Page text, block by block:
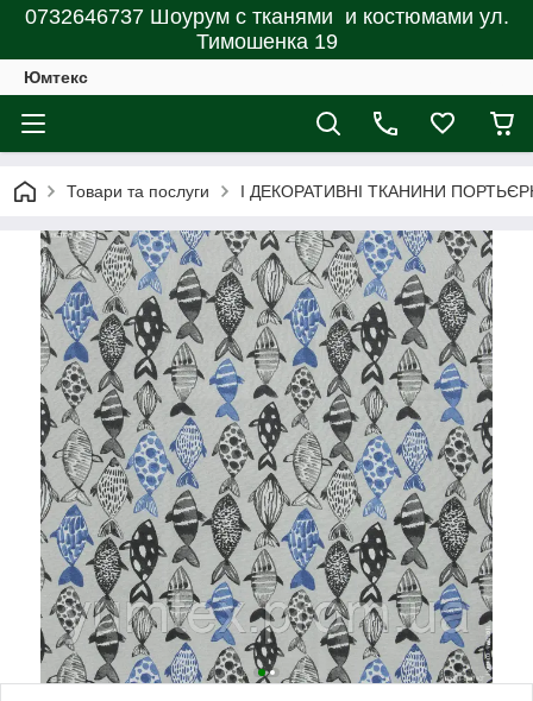
0732646737 Шоурум с тканями и костюмами ул.
Тимошенка 19
Юмтекс
Товари та послуги І ДЕКОРАТИВНІ ТКАНИНИ